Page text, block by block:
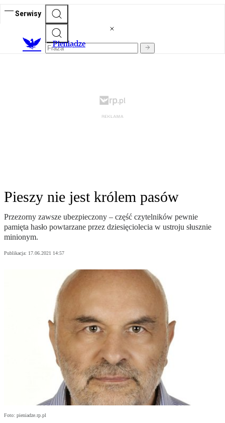
Serwisy
Pieniądze
Pieszy nie jest królem pasów
Przezorny zawsze ubezpieczony – część czytelników pewnie
pamięta hasło powtarzane przez dziesięciolecia w ustroju słusznie
minionym.
Publikacja: 17.06.2021 14:57
Foto: pieniadze.rp.pl